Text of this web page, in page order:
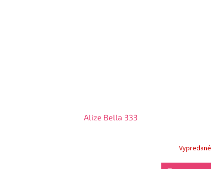
Alize Bella 333
Vypredané